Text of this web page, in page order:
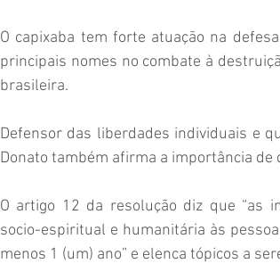
O capixaba tem forte atuação na
principais nomes no combate à
brasileira.
Defensor das liberdades individuais e
Donato também afirma a importância
O artigo 12 da resolução diz que “as
socio-espiritual e humanitária às
menos 1 (um) ano” e elenca tópicos a